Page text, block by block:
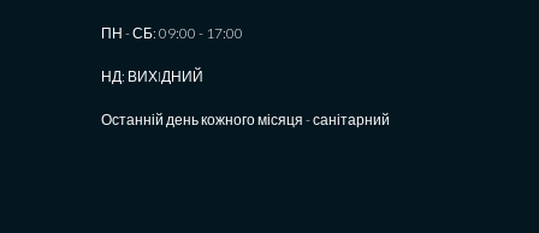
ПН - СБ: 09:00 - 17:00
НД: ВИХIДНИЙ
Останній день кожного місяця - санітарний